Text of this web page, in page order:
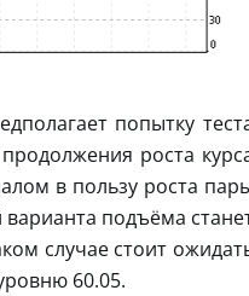
попытку
роста
в пользу роста
подъёма
случае стоит
60.05.